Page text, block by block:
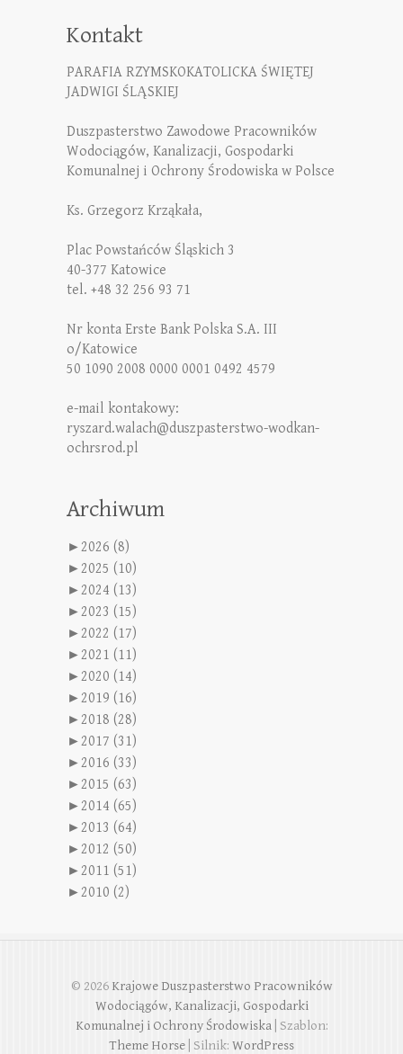
Kontakt
PARAFIA RZYMSKOKATOLICKA ŚWIĘTEJ
JADWIGI ŚLĄSKIEJ
Duszpasterstwo Zawodowe Pracowników
Wodociągów, Kanalizacji, Gospodarki
Komunalnej i Ochrony Środowiska w Polsce
Ks. Grzegorz Krząkała,
Plac Powstańców Śląskich 3
40-377 Katowice
tel. +48 32 256 93 71
Nr konta Erste Bank Polska S.A. III
o/Katowice
50 1090 2008 0000 0001 0492 4579
e-mail kontakowy:
ryszard.walach@duszpasterstwo-wodkan-
ochrsrod.pl
Archiwum
►2026 (8)
►2025 (10)
►2024 (13)
►2023 (15)
►2022 (17)
►2021 (11)
►2020 (14)
►2019 (16)
►2018 (28)
►2017 (31)
►2016 (33)
►2015 (63)
►2014 (65)
►2013 (64)
►2012 (50)
►2011 (51)
►2010 (2)
© 2026 Krajowe Duszpasterstwo Pracowników
Wodociągów, Kanalizacji, Gospodarki
Komunalnej i Ochrony Środowiska| Szablon:
Theme Horse | Silnik: WordPress